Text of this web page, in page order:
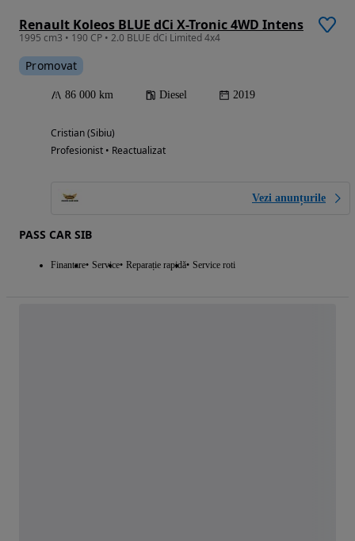
Renault Koleos BLUE dCi X-Tronic 4WD Intens
1995 cm3 • 190 CP • 2.0 BLUE dCi Limited 4x4
Promovat
86 000 km Diesel 2019
Cristian (Sibiu)
Profesionist • Reactualizat
Vezi anunțurile
PASS CAR SIB
Finantare Service Reparație rapidă Service roti